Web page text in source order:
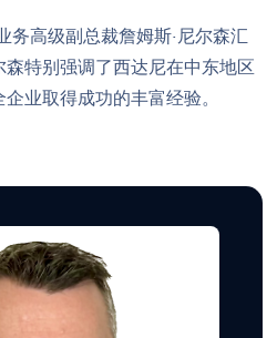
务高级副总裁詹姆斯·尼尔森汇
特别强调了西达尼在中东地区
业取得成功的丰富经验。